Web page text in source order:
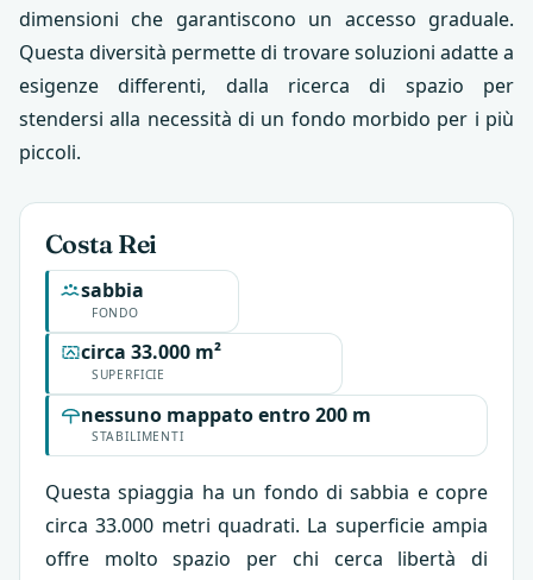
dimensioni che garantiscono un accesso graduale.
Questa diversità permette di trovare soluzioni adatte a
esigenze differenti, dalla ricerca di spazio per
stendersi alla necessità di un fondo morbido per i più
piccoli.
Costa Rei
FONDO
sabbia
SUPERFICIE
circa 33.000 m²
STABILIMENTI
nessuno mappato entro 200 m
Questa spiaggia ha un fondo di sabbia e copre
circa 33.000 metri quadrati. La superficie ampia
offre molto spazio per chi cerca libertà di